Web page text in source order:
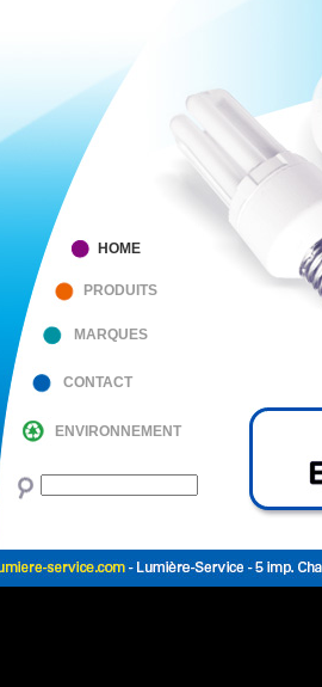
HOME
PRODUITS
MARQUES
CONTACT
ENVIRONNEMENT